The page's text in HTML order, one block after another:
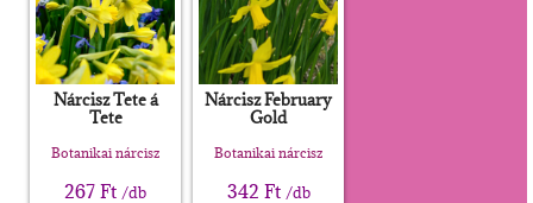
Nárcisz Tete á
Tete
Botanikai nárcisz
267Ft /db
Nárcisz February
Gold
Botanikai nárcisz
342 Ft /db